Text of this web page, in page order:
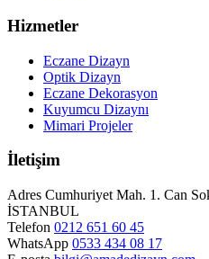
Hizmetler
Eczane Dizayn
Optik Dizayn
Eczane Dekorasyon
Kuyumcu Dizaynı
Mimari Projeler
İletişim
Adres Cumhuriyet Mah. 1. Can
İSTANBUL
Telefon 0212 651 60 45
WhatsApp 0533 434 08 17